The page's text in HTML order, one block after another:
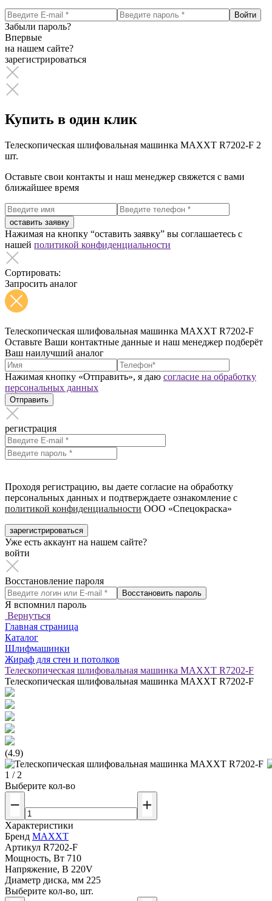
Забыли пароль?
Впервые
на нашем сайте?
зарегистрироваться
Купить в один клик
Телескопическая шлифовальная машинка MAXXT R7202-F 2
шт.
Оставьте свои контакты и наш менеджер свяжется с вами
ближайшее время
оставить заявку
Нажимая на кнопку “оставить заявку” вы соглашаетесь с
нашей политикой конфиденциальности
Сортировать:
Запросить аналог
Телескопическая шлифовальная машинка MAXXT R7202-F
Оставьте Ваши контактные данные и наш менеджер подберёт
Ваш наилучший аналог
Нажимая кнопку «Отправить», я даю согласие на обработку
персональных данных
Отправить
регистрация
Проходя регистрацию, вы даете согласие на обработку
персональных данных и подтверждаете ознакомление с
политикой конфиденциальности ООО «Спецокраска»
зарегистрироваться
Уже есть аккаунт на нашем сайте?
войти
Восстановление пароля
Восстановить пароль
Я вспомнил пароль
Вернуться
Главная страница
Каталог
Шлифмашинки
Жираф для стен и потолков
Телескопическая шлифовальная машинка MAXXT R7202-F
Телескопическая шлифовальная машинка MAXXT R7202-F
(4.9)
1 / 2
Выберите кол-во
Характеристики
Бренд MAXXT
Артикул R7202-F
Мощность, Вт 710
Напряжение, В 220V
Диаметр диска, мм 225
Выберите кол-во, шт.